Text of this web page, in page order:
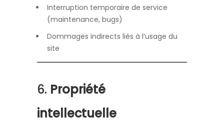
Interruption temporaire de service
(maintenance, bugs)
Dommages indirects liés à l’usage du
site
6. Propriété
intellectuelle